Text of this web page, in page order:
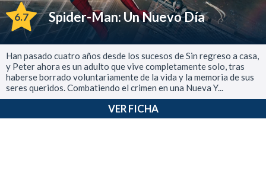
6.7 Spider-Man: Un Nuevo Día
Han pasado cuatro años desde los sucesos de Sin regreso a casa,
y Peter ahora es un adulto que vive completamente solo, tras
haberse borrado voluntariamente de la vida y la memoria de sus
seres queridos. Combatiendo el crimen en una Nueva Y...
VER FICHA